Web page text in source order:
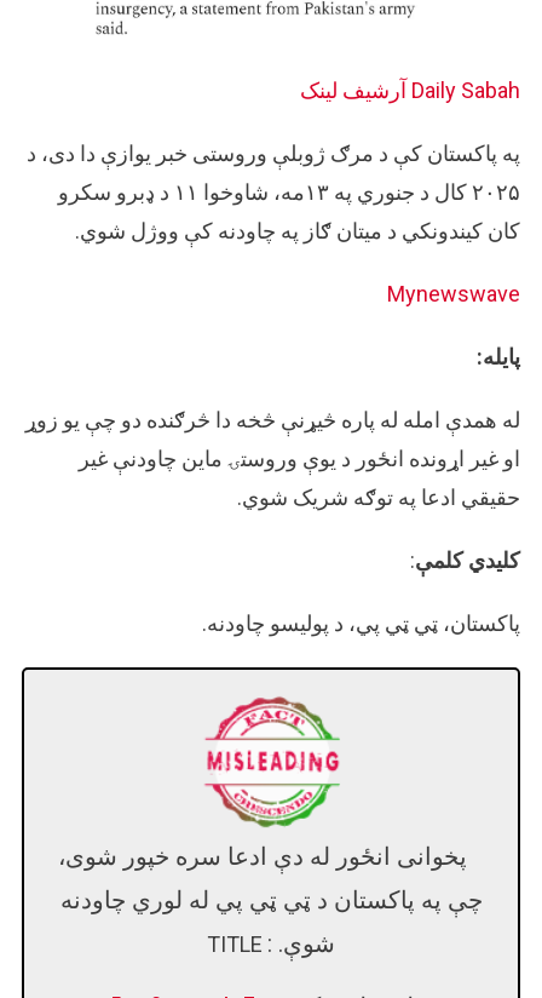
Daily Sabah آرشيف لینک
په پاکستان کې د مرګ ژوبلې وروستی خبر یوازې دا دی، د
۲۰۲۵ کال د جنوري په ۱۳مه، شاوخوا ۱۱ د ډبرو سکرو
کان کیندونکي د میتان ګاز په چاودنه کې ووژل شوي.
Mynewswave
پايله:
له همدې امله له پاره څیړنې څخه دا څرګنده دو چې یو زوړ
او غیر اړونده انځور د یوې وروستۍ ماین چاودنې غیر
حقیقي ادعا په توګه شریک شوي.
کلیدي کلمې:
پاکستان، ټي ټي پي، د پولیسو چاودنه.
پخوانی انځور له دې ادعا سره خپور شوی،
چې په پاکستان د ټي ټي پي له لوري چاودنه
شوې. :